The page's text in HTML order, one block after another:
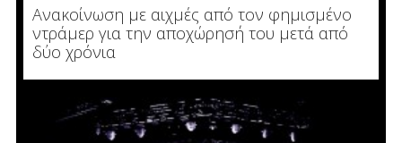
Ανακοίνωση με αιχμές από τον φημισμένο
ντράμερ για την αποχώρησή του μετά από
δύο χρόνια